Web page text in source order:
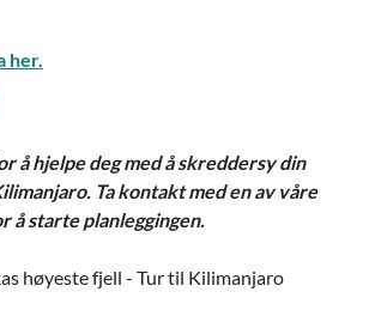
her.
å hjelpe deg med å skreddersy din
Ta kontakt med en av våre
å starte planleggingen.